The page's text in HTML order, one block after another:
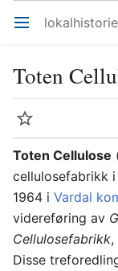
Åpne hovedmenyen
Toten
Overvåk
Toten Cellulose
cellulosefabrikk i
1964 i Vardal
videreføring av
Cellulosefabrikk,
Disse